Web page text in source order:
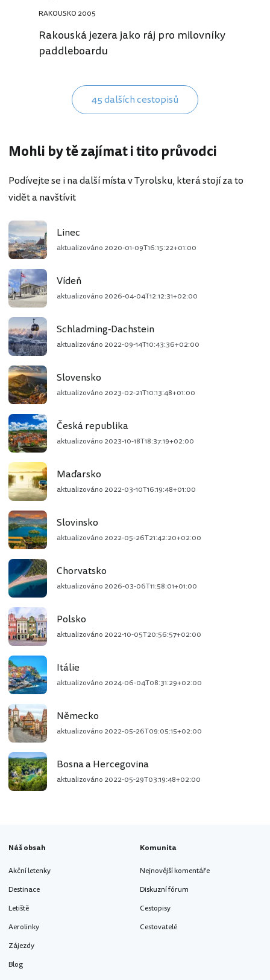
RAKOUSKO 2005
Rakouská jezera jako ráj pro milovníky
paddleboardu
45 dalších cestopisů
Mohli by tě zajímat i tito průvodci
Podívejte se i na další místa v Tyrolsku, která stojí za to
vidět a navštívit
Linec
aktualizováno 2020-01-09T16:15:22+01:00
Vídeň
aktualizováno 2026-04-04T12:12:31+02:00
Schladming-Dachstein
aktualizováno 2022-09-14T10:43:36+02:00
Slovensko
aktualizováno 2023-02-21T10:13:48+01:00
Česká republika
aktualizováno 2023-10-18T18:37:19+02:00
Maďarsko
aktualizováno 2022-03-10T16:19:48+01:00
Slovinsko
aktualizováno 2022-05-26T21:42:20+02:00
Chorvatsko
aktualizováno 2026-03-06T11:58:01+01:00
Polsko
aktualizováno 2022-10-05T20:56:57+02:00
Itálie
aktualizováno 2024-06-04T08:31:29+02:00
Německo
aktualizováno 2022-05-26T09:05:15+02:00
Bosna a Hercegovina
aktualizováno 2022-05-29T03:19:48+02:00
Náš obsah
Akční letenky
Destinace
Letiště
Aerolinky
Zájezdy
Blog
Komunita
Nejnovější komentáře
Diskuzní fórum
Cestopisy
Cestovatelé